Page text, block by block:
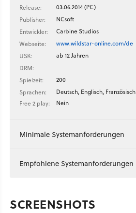
Release:
03.06.2014 (PC)
Publisher:
NCsoft
Entwickler:
Carbine Studios
Webseite:
www.wildstar-online.com/de
USK:
ab 12 Jahren
DRM:
-
Spielzeit:
200
Sprachen:
Deutsch, Englisch, Französisch
Free 2 play:
Nein
Minimale Systemanforderungen
Empfohlene Systemanforderungen
SCREENSHOTS